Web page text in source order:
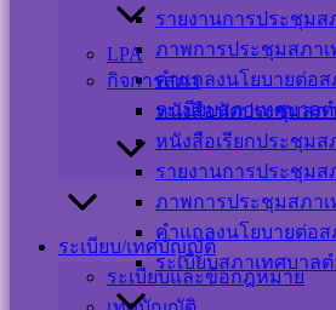
รายงานการประชุมส
ภาพการประชุมสภา
คำแถลงนโยบายต่อ
ระเบียบสภาเทศบาล
ระเบียบ/เทศบัญญัติ
ระเบียบและข้อกฎหมาย
LPA
กิจการสภา
หนังสือนัดประชุมสภ
หนังสือเรียกประชุมส
รายงานการประชุมส
ภาพการประชุมสภา
คำแถลงนโยบายต่อ
ระเบียบสภาเทศบาล